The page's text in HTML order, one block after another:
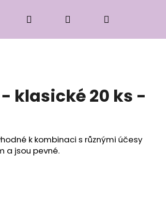
Příslušenství k zaplétání
Přihlášení
klasické 20 ks -
k kombinaci s různými účesy
a jsou pevné.